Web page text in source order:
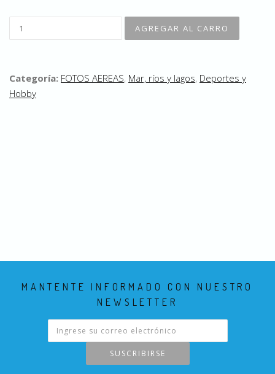
Categoría: FOTOS AEREAS, Mar, ríos y lagos, Deportes y
Hobby
MANTENTE INFORMADO CON NUESTRO
NEWSLETTER
SUSCRIBIRSE